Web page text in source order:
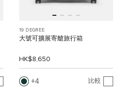
19 DEGREE
大號可擴展寄艙旅行箱
HK$8,650
4 比較